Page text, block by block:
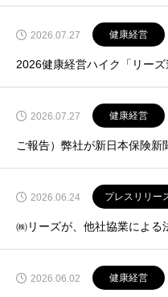
2026.07.27 健康経営
2026健康経営ハイク「リー
2026.07.27 健康経営
ご報告）弊社が新日本保険新
2026.06.24 プレスリリー
2026.06.02 健康経営